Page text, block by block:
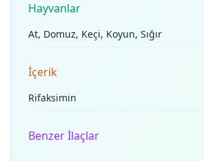
Hayvanlar
At, Domuz, Keçi, Koyun, Sığır
İçerik
Rifaksimin
Benzer İlaçlar